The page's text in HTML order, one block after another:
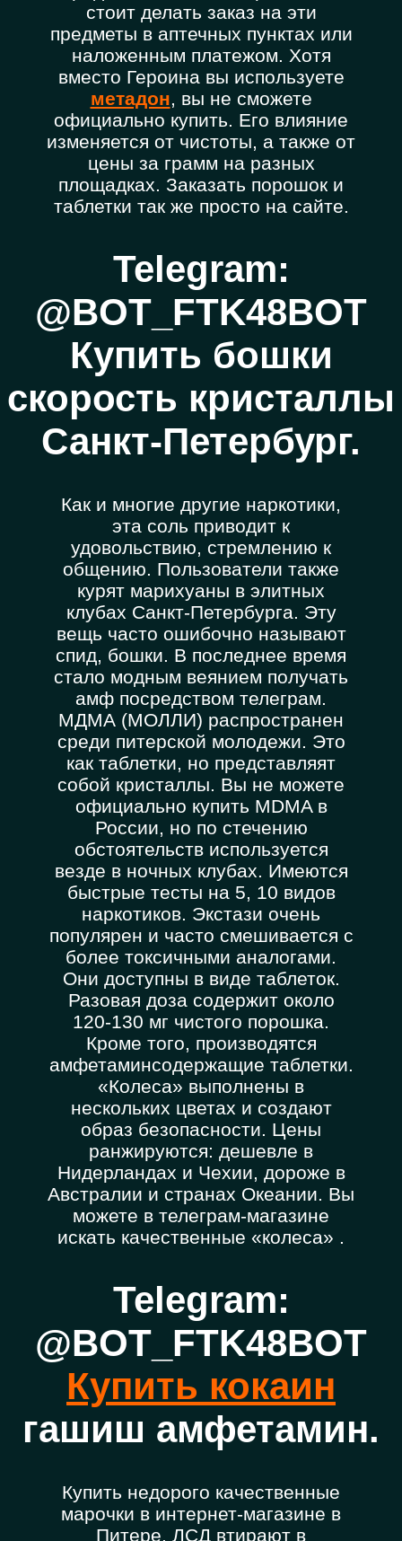
стоит делать заказ на эти
предметы в аптечных пунктах или
наложенным платежом. Хотя
вместо Героина вы используете
метадон, вы не сможете
официально купить. Его влияние
изменяется от чистоты, а также от
цены за грамм на разных
площадках. Заказать порошок и
таблетки так же просто на сайте.
Telegram:
@BOT_FTK48BOT
Купить бошки
скорость кристаллы
Санкт-Петербург.
Как и многие другие наркотики,
эта соль приводит к
удовольствию, стремлению к
общению. Пользователи также
курят марихуаны в элитных
клубах Санкт-Петербурга. Эту
вещь часто ошибочно называют
спид, бошки. В последнее время
стало модным веянием получать
амф посредством телеграм.
МДМА (МОЛЛИ) распространен
среди питерской молодежи. Это
как таблетки, но представляят
собой кристаллы. Вы не можете
официально купить MDMA в
России, но по стечению
обстоятельств используется
везде в ночных клубах. Имеются
быстрые тесты на 5, 10 видов
наркотиков. Экстази очень
популярен и часто смешивается с
более токсичными аналогами.
Они доступны в виде таблеток.
Разовая доза содержит около
120-130 мг чистого порошка.
Кроме того, производятся
амфетаминсодержащие таблетки.
«Колеса» выполнены в
нескольких цветах и ​​создают
образ безопасности. Цены
ранжируются: дешевле в
Нидерландах и Чехии, дороже в
Австралии и странах Океании. Вы
можете в телеграм-магазине
искать качественные «колеса» .
Telegram:
@BOT_FTK48BOT
Купить кокаин
гашиш амфетамин.
Купить недорого качественные
марочки в интернет-магазине в
Питере. ЛСД втирают в